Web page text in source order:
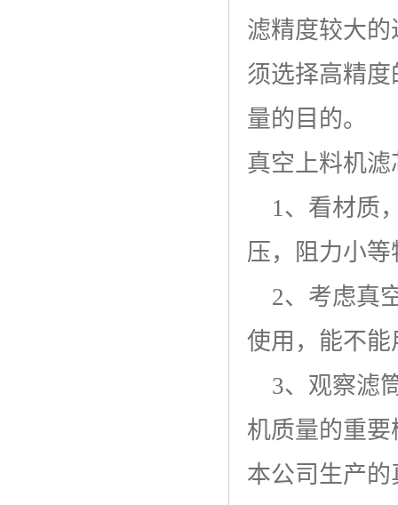
滤精度较大
须选择高精
量的目的。
真空上料机
1、看材质
压，阻力小
2、考虑真
使用，能不
3、观察滤
机质量的重
本公司生产